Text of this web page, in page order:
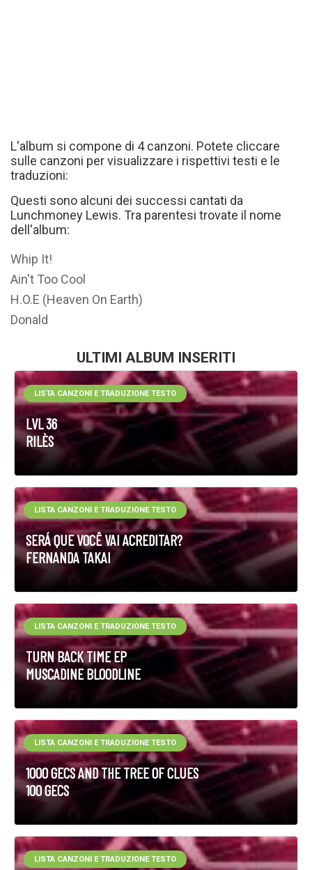
L'album si compone di 4 canzoni. Potete cliccare
sulle canzoni per visualizzare i rispettivi testi e le
traduzioni:
Questi sono alcuni dei successi cantati da
Lunchmoney Lewis. Tra parentesi trovate il nome
dell'album:
Whip It!
Ain't Too Cool
H.O.E (Heaven On Earth)
Donald
ULTIMI ALBUM INSERITI
LVL 36
RILÈS
LISTA CANZONI E TRADUZIONE TESTO
SERÁ QUE VOCÊ VAI ACREDITAR?
FERNANDA TAKAI
LISTA CANZONI E TRADUZIONE TESTO
TURN BACK TIME EP
MUSCADINE BLOODLINE
LISTA CANZONI E TRADUZIONE TESTO
1000 GECS AND THE TREE OF CLUES
100 GECS
LISTA CANZONI E TRADUZIONE TESTO
LISTA CANZONI E TRADUZIONE TESTO